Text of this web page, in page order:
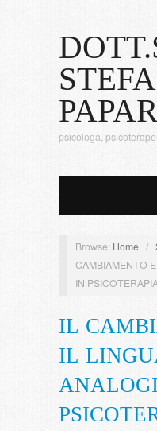
psicologa,
Browse: Home /
CAMBIAMENTO
IN
IL
IL